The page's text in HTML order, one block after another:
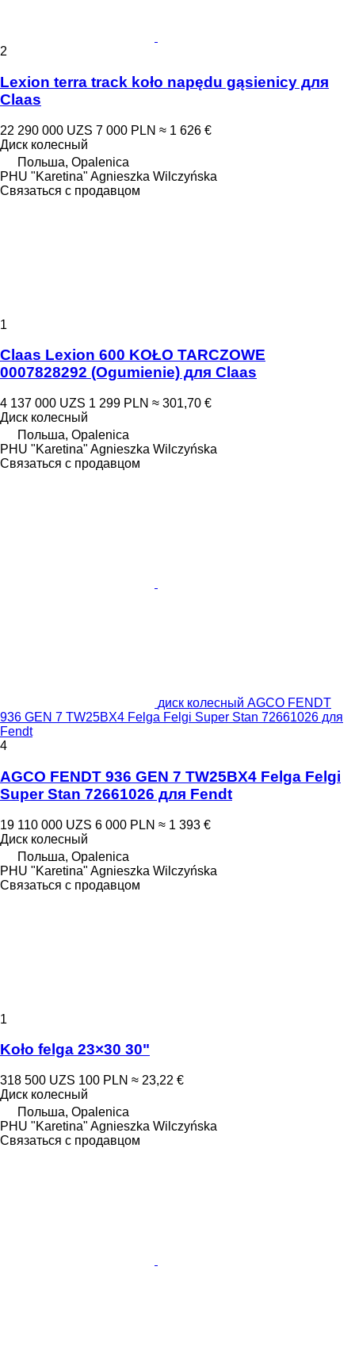
2
Lexion terra track koło napędu gąsienicy для
Claas
22 290 000 UZS 7 000 PLN ≈ 1 626 €
Диск колесный
Польша, Opalenica
PHU "Karetina" Agnieszka Wilczyńska
Связаться с продавцом
1
Claas Lexion 600 KOŁO TARCZOWE
0007828292 (Ogumienie) для Claas
4 137 000 UZS 1 299 PLN ≈ 301,70 €
Диск колесный
Польша, Opalenica
PHU "Karetina" Agnieszka Wilczyńska
Связаться с продавцом
диск колесный AGCO FENDT
936 GEN 7 TW25BX4 Felga Felgi Super Stan 72661026 для
Fendt
4
AGCO FENDT 936 GEN 7 TW25BX4 Felga Felgi
Super Stan 72661026 для Fendt
19 110 000 UZS 6 000 PLN ≈ 1 393 €
Диск колесный
Польша, Opalenica
PHU "Karetina" Agnieszka Wilczyńska
Связаться с продавцом
1
Koło felga 23×30 30"
318 500 UZS 100 PLN ≈ 23,22 €
Диск колесный
Польша, Opalenica
PHU "Karetina" Agnieszka Wilczyńska
Связаться с продавцом